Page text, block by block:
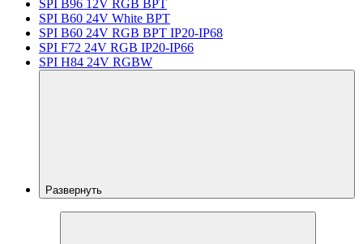
SPI B96 12V RGB BPT
SPI B60 24V White BPT
SPI B60 24V RGB BPT IP20-IP68
SPI F72 24V RGB IP20-IP66
SPI H84 24V RGBW
Развернуть